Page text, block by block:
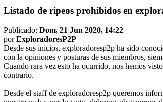
Listado de ripeos prohibidos en
Publicado: Dom, 21 Jun 2020, 14:22
porExploradoresP2P
Desde sus inicios, exploradoresp2p ha sido
con la opiniones y posturas de sus miembros,
Cuando rara vez esto ha ocurrido, nos hemos
contrario.
Desde el staff de exploradoresp2p queremos